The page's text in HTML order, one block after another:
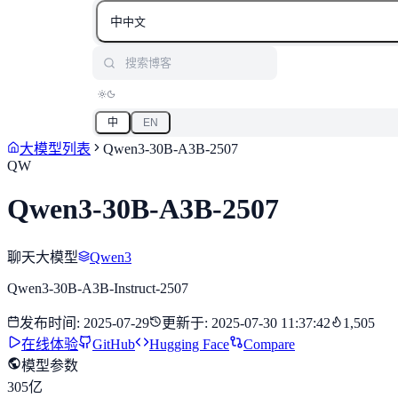
中中文
中 EN
大模型列表
Qwen3-30B-A3B-2507
QW
Qwen3-30B-A3B-2507
聊天大模型 Qwen3
Qwen3-30B-A3B-Instruct-2507
发布时间 : 2025-07-29 更新于: 2025-07-30 11:37:42
1,505
在线体验
GitHub Hugging Face
Compare
模型参数
305亿